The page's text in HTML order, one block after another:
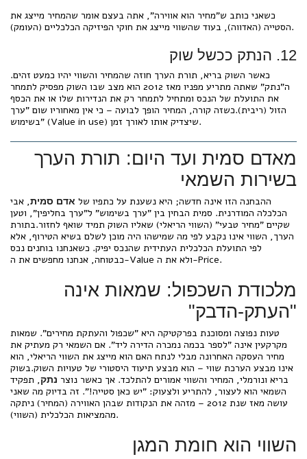
כשאני כותב ש"מחיר הוא אווירה", אתה בעצם אומר שהמחיר מייצג את
הסטייה (האדווה), בעוד שהשווי מייצג את חוקי הפיזיקה הכלכליים (העומק).
12. הנתק ככשל שוק
כאשר השוק בריא, תורת הערך חוזה שהמחיר והשווי יהיו כמעט זהים.
ה"נתק" שאתה מתריע מפניו מאז 2012 הוא מצב שבו השוק מפסיק לתמחר
את התועלת של הנכס ומתחיל לתמחר רק את הנדירות שלו או את הכסף
הזול (ריבית).כשזה קורה, המחיר הופך לבועה – כי אין מאחוריו שום "ערך
בשימוש" (Value in use) שיצדיק אותו לאורך זמן.
מאדם סמית ועד היום: תורת הערך
בשירות השמאי
ההבחנה הזו אינה חדשה; היא נשענת על כתפיו של אדם סמית, אבי
הכלכלה המודרנית. סמית הבחין בין "ערך בשימוש" ל"ערך בחליפין", וטען
שקיים "מחיר טבעי" (השווי הריאלי) שאליו השוק תמיד שואף לחזור.בתורת
הערך, השווי אינו נקבע לפי מה שמישהו היה מוכן לשלם בשיא הטירוף, אלא
לפי התועלת הכלכלית העתידית שהנכס יפיק. כשאנחנו בוחנים נכס
כבטוחה, אנחנו מחפשים את ה-Value ולא את ה-Price.
מלכודת השכפול: שמאות אינה
"העתק-הדבק"
טעות נפוצה ומסוכנת בפרקטיקה היא "שכפול והעתקת מחירים". שמאות
מקרקעין אינה "לספר בכמה נמכרה הדירה ליד". אם השמאי רק מעתיק את
מחיר העסקה האחרונה מבלי לנתח האם הוא מייצג את השווי הריאלי, הוא
אינו מבצע הערכת שווי – הוא מבצע תיעוד היסטורי של טעויות השוק.בשוק
בריא ונורמלי, המחיר והשווי אמורים להתלכד. אך כאשר נוצר נתק, תפקיד
השמאי הוא לעצור, להתריע ולצעוק: "יש כאן סטייה!". זה בדיוק מה שאני
עושה מאז שנת 2012 – מזהה את הנקודות שבהן האווירה (המחיר) ניתקה
מהמציאות הכלכלית (השווי).
השווי הוא חומת המגן